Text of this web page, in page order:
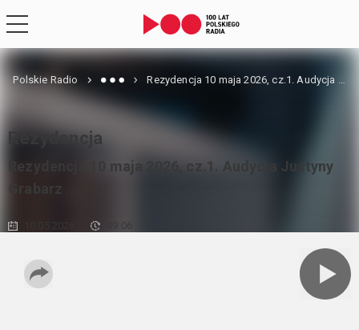
Polskie Radio Rezydencja 10 maja 2026, cz.1. Audycja Justyny Grabarz
Rezydencja
Rezydencja 10 maja 2026, cz.1. Audycja Justyny
49:06